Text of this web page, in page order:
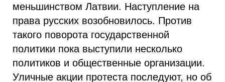
меньшинством Латвии. Наступление на
права русских возобновилось. Против
такого поворота государственной
политики пока выступили несколько
политиков и общественные организации.
Уличные акции протеста последуют, но об